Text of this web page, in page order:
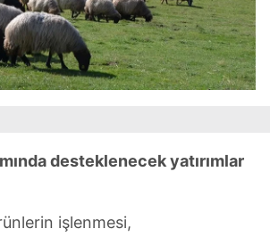
Verilerin Korunması Kanunu uyarınca
Metnimizi okumak ve sitemizde
olarak kullanılan çerezlerle ilgili bilgi
.
desteklenecek yatırımlar
işlenmesi,